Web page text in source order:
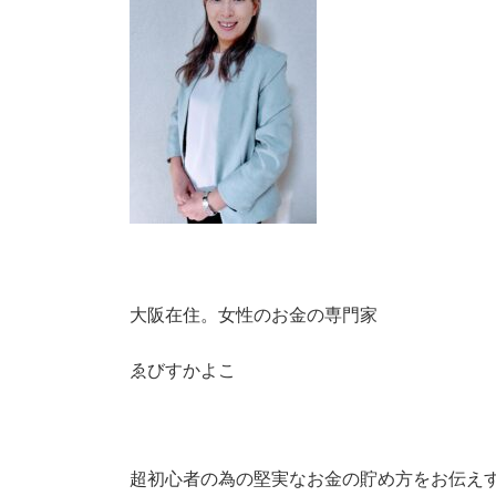
大阪在住。女性のお金の専門家
ゑびすかよこ
超初心者の為の堅実なお金の貯め方をお伝え